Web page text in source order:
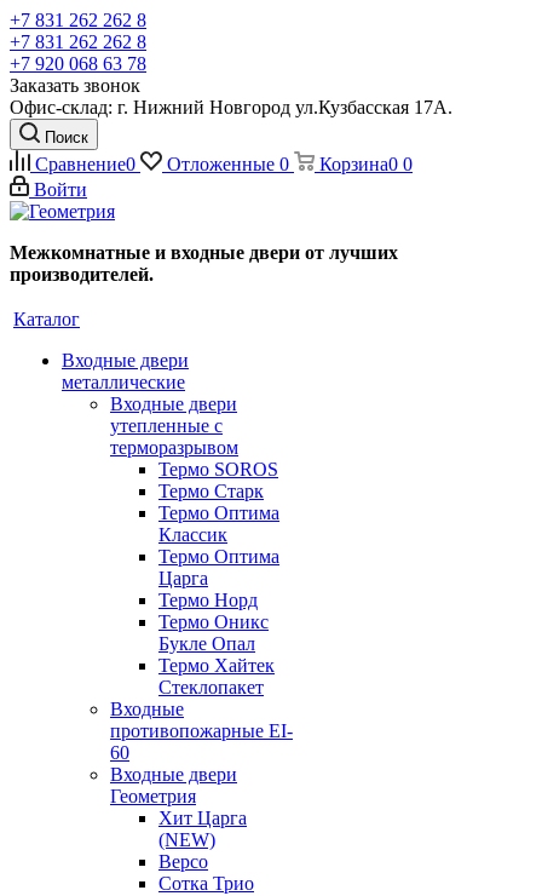
+7 831 262 262 8
+7 831 262 262 8
+7 920 068 63 78
Заказать звонок
Офис-склад: г. Нижний Новгород ул.Кузбасская 17А.
Поиск
Сравнение0 Отложенные 0 Корзина0 0
Войти
Межкомнатные и входные двери от лучших
производителей.
Каталог
Входные двери
металлические
Входные двери
утепленные с
терморазрывом
Термо SOROS
Термо Старк
Термо Оптима
Классик
Термо Оптима
Царга
Термо Норд
Термо Оникс
Букле Опал
Термо Хайтек
Стеклопакет
Входные
противопожарные EI-
60
Входные двери
Геометрия
Хит Царга
(NEW)
Версо
Сотка Трио